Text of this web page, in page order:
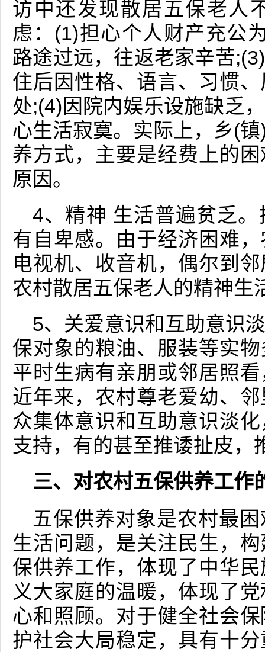
访中还发现散居五保老人
虑：(1)担心个人财产充公
路途过远，往返老家辛苦
住后因性格、语言、习惯
处;(4)因院内娱乐设施缺乏
心生活寂寞。实际上，乡(
养方式，主要是经费上的
原因。
4、精神 生活普遍贫乏
有自卑感。由于经济困难
电视机、收音机，偶尔到
农村散居五保老人的精神生
5、关爱意识和互助意识
保对象的粮油、服装等实
平时生病有亲朋或邻居照
近年来，农村尊老爱幼、
众集体意识和互助意识淡
支持，有的甚至推诿扯皮，
三、对农村五保供养工作
五保供养对象是农村最
生活问题，是关注民生，
保供养工作，体现了中华
义大家庭的温暖，体现了
心和照顾。对于健全社会
护社会大局稳定，具有十